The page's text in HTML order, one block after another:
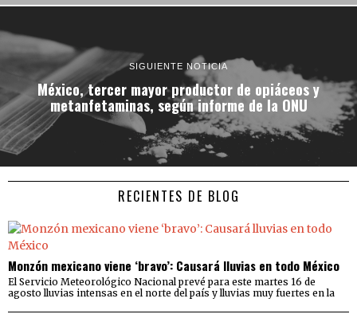
SIGUIENTE NOTICIA
México, tercer mayor productor de opiáceos y
metanfetaminas, según informe de la ONU
RECIENTES DE BLOG
Monzón mexicano viene ‘bravo’: Causará lluvias en todo México
El Servicio Meteorológico Nacional prevé para este martes 16 de
agosto lluvias intensas en el norte del país y lluvias muy fuertes en la